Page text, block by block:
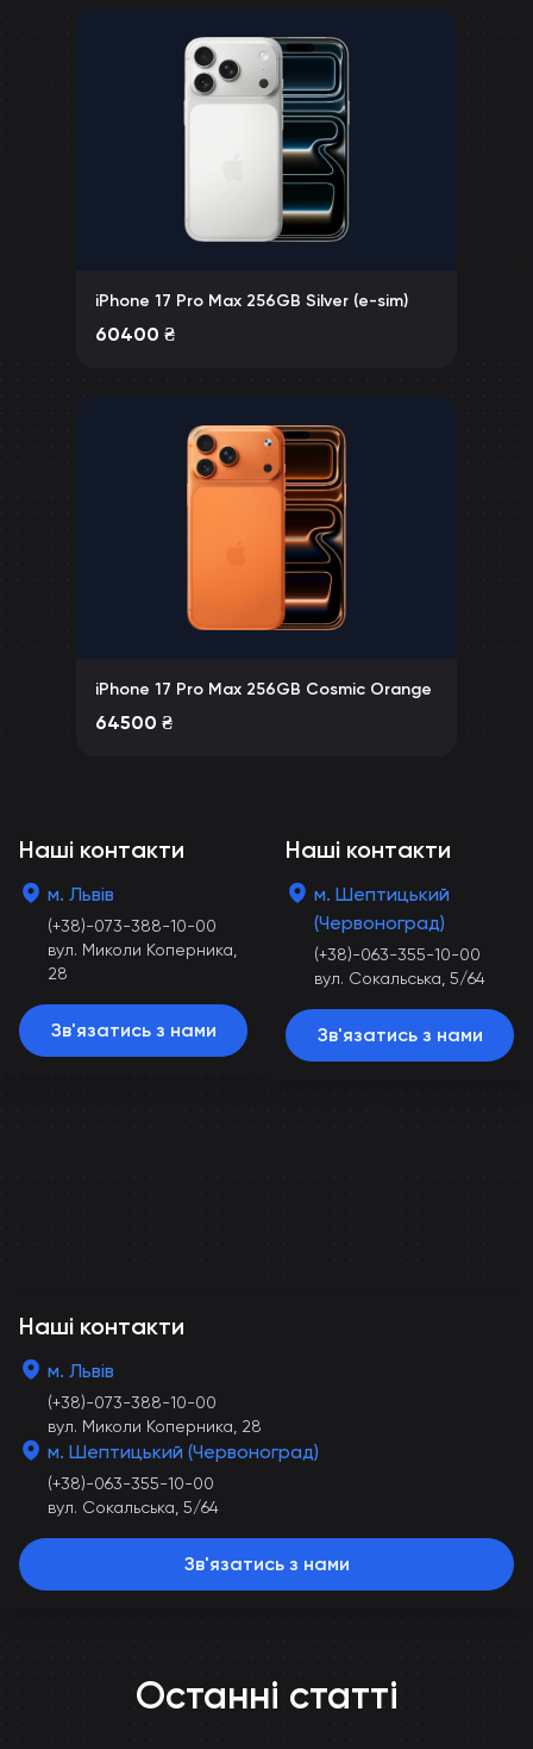
iPhone 17 Pro Max 256GB Silver (e-sim)
60400 ₴
iPhone 17 Pro Max 256GB Cosmic Orange
64500 ₴
Наші контакти
м. Львів
(+38)-073-388-10-00
вул. Миколи Коперника,
28
Зв'язатись з нами
Наші контакти
м. Шептицький
(Червоноград)
(+38)-063-355-10-00
вул. Сокальська, 5/64
Зв'язатись з нами
Наші контакти
м. Львів
(+38)-073-388-10-00
вул. Миколи Коперника, 28
м. Шептицький (Червоноград)
(+38)-063-355-10-00
вул. Сокальська, 5/64
Зв'язатись з нами
Останні статті